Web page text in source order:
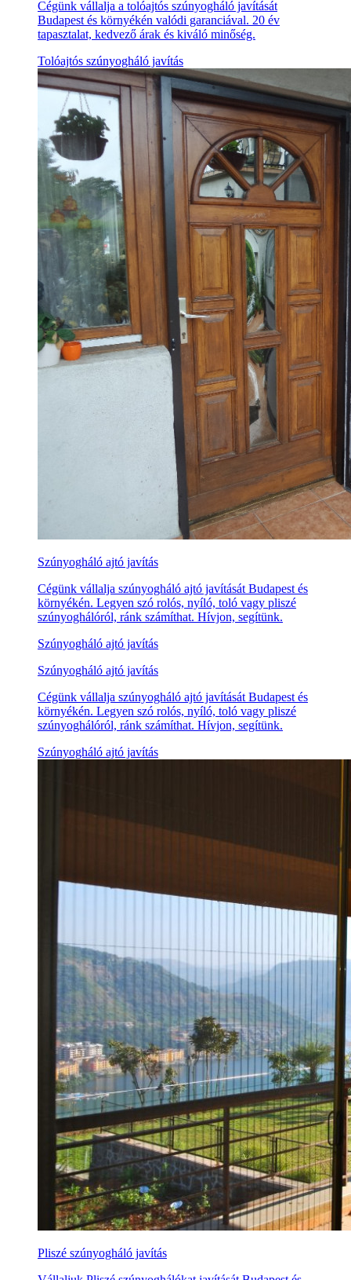
Cégünk vállalja a tolóajtós szúnyogháló javítását
Budapest és környékén valódi garanciával. 20 év
tapasztalat, kedvező árak és kiváló minőség.
Tolóajtós szúnyogháló javítás
Szúnyogháló ajtó javítás
Cégünk vállalja szúnyogháló ajtó javítását Budapest és
környékén. Legyen szó rolós, nyíló, toló vagy pliszé
szúnyoghálóról, ránk számíthat. Hívjon, segítünk.
Szúnyogháló ajtó javítás
Szúnyogháló ajtó javítás
Cégünk vállalja szúnyogháló ajtó javítását Budapest és
környékén. Legyen szó rolós, nyíló, toló vagy pliszé
szúnyoghálóról, ránk számíthat. Hívjon, segítünk.
Szúnyogháló ajtó javítás
Pliszé szúnyogháló javítás